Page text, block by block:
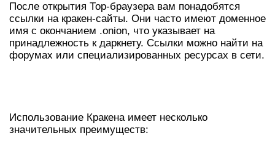
После открытия Тор-браузера вам понадобятся
ссылки на кракен-сайты. Они часто имеют доменное
имя с окончанием .onion, что указывает на
принадлежность к даркнету. Ссылки можно найти на
форумах или специализированных ресурсах в сети.
Использование Кракена имеет несколько
значительных преимуществ: